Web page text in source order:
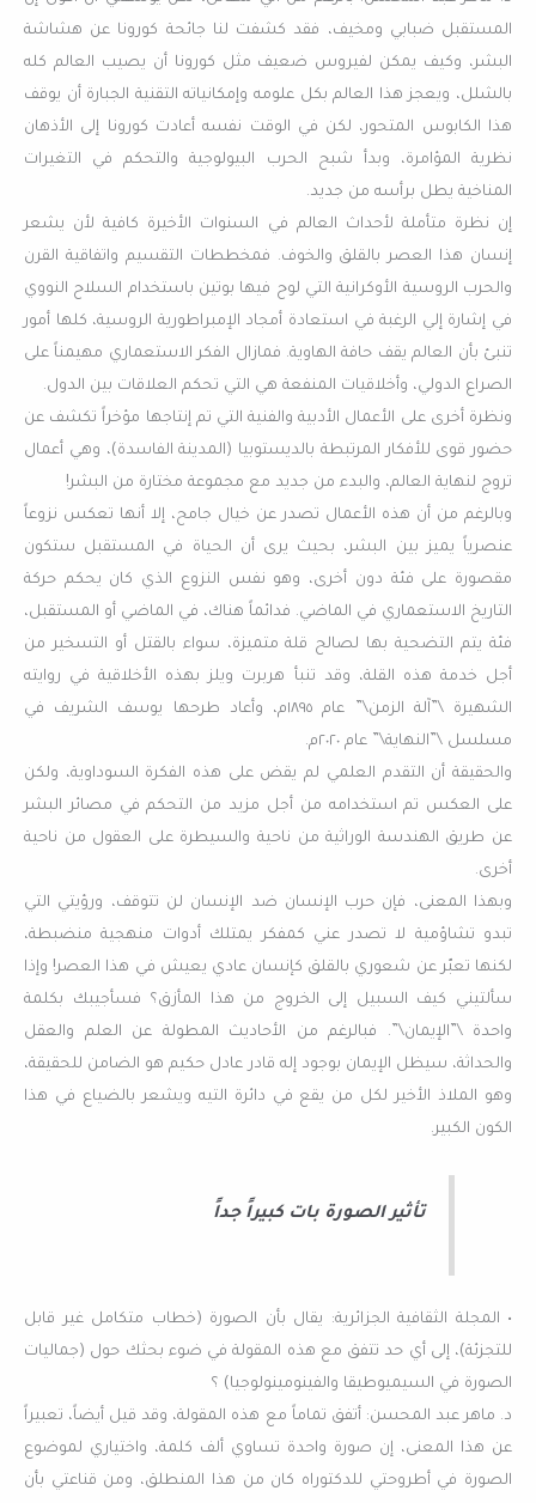
المستقبل ضبابي ومخيف، فقد كشفت لنا جائحة كورونا عن هشاشة
البشر، وكيف يمكن لفيروس ضعيف مثل كورونا أن يصيب العالم كله
بالشلل، ويعجز هذا العالم بكل علومه وإمكانياته التقنية الجبارة أن يوقف
هذا الكابوس المتحور، لكن في الوقت نفسه أعادت كورونا إلى الأذهان
نظرية المؤامرة، وبدأ شبح الحرب البيولوجية والتحكم في التغيرات
المناخية يطل برأسه من جديد.
إن نظرة متأملة لأحداث العالم في السنوات الأخيرة كافية لأن يشعر
إنسان هذا العصر بالقلق والخوف. فمخططات التقسيم واتفاقية القرن
والحرب الروسية الأوكرانية التي لوح فيها بوتين باستخدام السلاح النووي
في إشارة إلي الرغبة في استعادة أمجاد الإمبراطورية الروسية، كلها أمور
تنبئ بأن العالم يقف حافة الهاوية. فمازال الفكر الاستعماري مهيمناً على
الصراع الدولي، وأخلاقيات المنفعة هي التي تحكم العلاقات بين الدول.
ونظرة أخرى على الأعمال الأدبية والفنية التي تم إنتاجها مؤخراً تكشف عن
حضور قوى للأفكار المرتبطة بالديستوبيا (المدينة الفاسدة)، وهي أعمال
تروج لنهاية العالم، والبدء من جديد مع مجموعة مختارة من البشر!
وبالرغم من أن هذه الأعمال تصدر عن خيال جامح، إلا أنها تعكس نزوعاً
عنصرياً يميز بين البشر، بحيث يرى أن الحياة في المستقبل ستكون
مقصورة على فئة دون أخرى، وهو نفس النزوع الذي كان يحكم حركة
التاريخ الاستعماري في الماضي. فدائماً هناك، في الماضي أو المستقبل،
فئة يتم التضحية بها لصالح قلة متميزة، سواء بالقتل أو التسخير من
أجل خدمة هذه القلة، وقد تنبأ هربرت ويلز بهذه الأخلاقية في روايته
الشهيرة \”آلة الزمن\” عام ١٨٩٥م، وأعاد طرحها يوسف الشريف في
مسلسل \”النهاية\” عام ٢٠٢٠م.
والحقيقة أن التقدم العلمي لم يقض على هذه الفكرة السوداوية، ولكن
على العكس تم استخدامه من أجل مزيد من التحكم في مصائر البشر
عن طريق الهندسة الوراثية من ناحية والسيطرة على العقول من ناحية
أخرى.
وبهذا المعنى، فإن حرب الإنسان ضد الإنسان لن تتوقف، ورؤيتي التي
تبدو تشاؤمية لا تصدر عني كمفكر يمتلك أدوات منهجية منضبطة،
لكنها تعبّر عن شعوري بالقلق كإنسان عادي يعيش في هذا العصر! وإذا
سألتيني كيف السبيل إلى الخروج من هذا المأزق؟ فسأجيبك بكلمة
واحدة \”الإيمان\”. فبالرغم من الأحاديث المطولة عن العلم والعقل
والحداثة، سيظل الإيمان بوجود إله قادر عادل حكيم هو الضامن للحقيقة،
وهو الملاذ الأخير لكل من يقع في دائرة التيه ويشعر بالضياع في هذا
الكون الكبير.
تأثير الصورة بات كبيراً جداً
• المجلة الثقافية الجزائرية: يقال بأن الصورة (خطاب متكامل غير قابل
للتجزئة)، إلى أي حد تتفق مع هذه المقولة في ضوء بحثك حول (جماليات
الصورة في السيميوطيقا والفينومينولوجيا) ؟
د. ماهر عبد المحسن: أتفق تماماً مع هذه المقولة، وقد قيل أيضاً، تعبيراً
عن هذا المعنى، إن صورة واحدة تساوي ألف كلمة، واختياري لموضوع
الصورة في أطروحتي للدكتوراه كان من هذا المنطلق، ومن قناعتي بأن